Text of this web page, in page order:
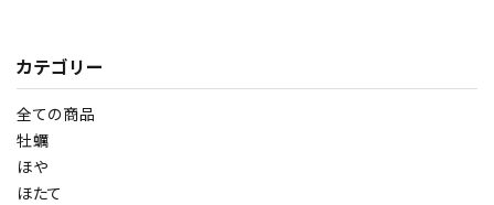
カテゴリー
全ての商品
牡蠣
ほや
ほたて